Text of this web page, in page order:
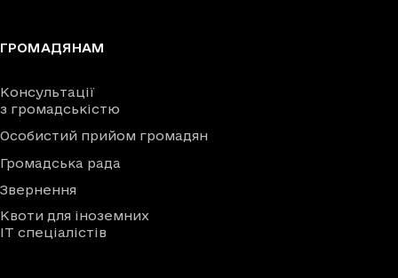
ГРОМАДЯНАМ
Консультації
з громадськістю
Особистий прийом громадян
Громадська рада
Звернення
Квоти для іноземних
IT спеціалістів